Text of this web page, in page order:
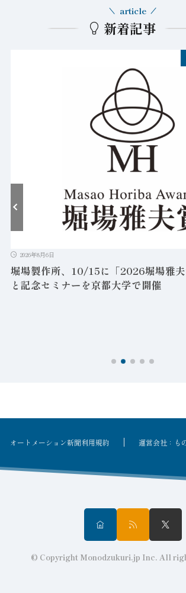
新着記事
article
2026年8月6日
堀場製作所、10/15に「2026堀場雅
と記念セミナーを京都大学で開催
オートメーション新聞利用規約 運営会社：も
© Copyright Monodzukuri.jp Inc. All